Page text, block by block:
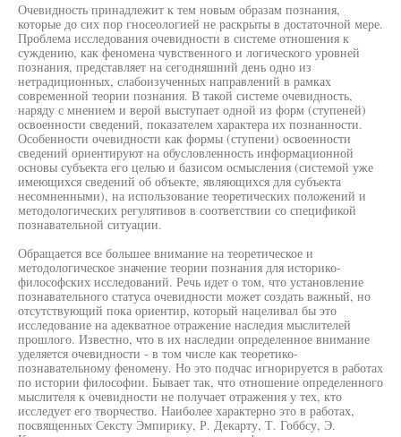
Очевидность принадлежит к тем новым образам познания,
которые до сих пор гносеологией не раскрыты в достаточной мере.
Проблема исследования очевидности в системе отношения к
суждению, как феномена чувственного и логического уровней
познания, представляет на сегодняшний день одно из
нетрадиционных, слабоизученных направлений в рамках
современной теории познания. В такой системе очевидность,
наряду с мнением и верой выступает одной из форм (ступеней)
освоенности сведений, показателем характера их познанности.
Особенности очевидности как формы (ступени) освоенности
сведений ориентируют на обусловленность информационной
основы субъекта его целью и базисом осмысления (системой уже
имеющихся сведений об объекте, являющихся для субъекта
несомненными), на использование теоретических положений и
методологических регулятивов в соответствии со спецификой
познавательной ситуации.
Обращается все большее внимание на теоретическое и
методологическое значение теории познания для историко-
философских исследований. Речь идет о том, что установление
познавательного статуса очевидности может создать важный, но
отсутствующий пока ориентир, который нацеливал бы это
исследование на адекватное отражение наследия мыслителей
прошлого. Известно, что в их наследии определенное внимание
уделяется очевидности - в том числе как теоретико-
познавательному феномену. Но это подчас игнорируется в работах
по истории философии. Бывает так, что отношение определенного
мыслителя к очевидности не получает отражения у тех, кто
исследует его творчество. Наиболее характерно это в работах,
посвященных Сексту Эмпирику, Р. Декарту, Т. Гоббсу, Э.